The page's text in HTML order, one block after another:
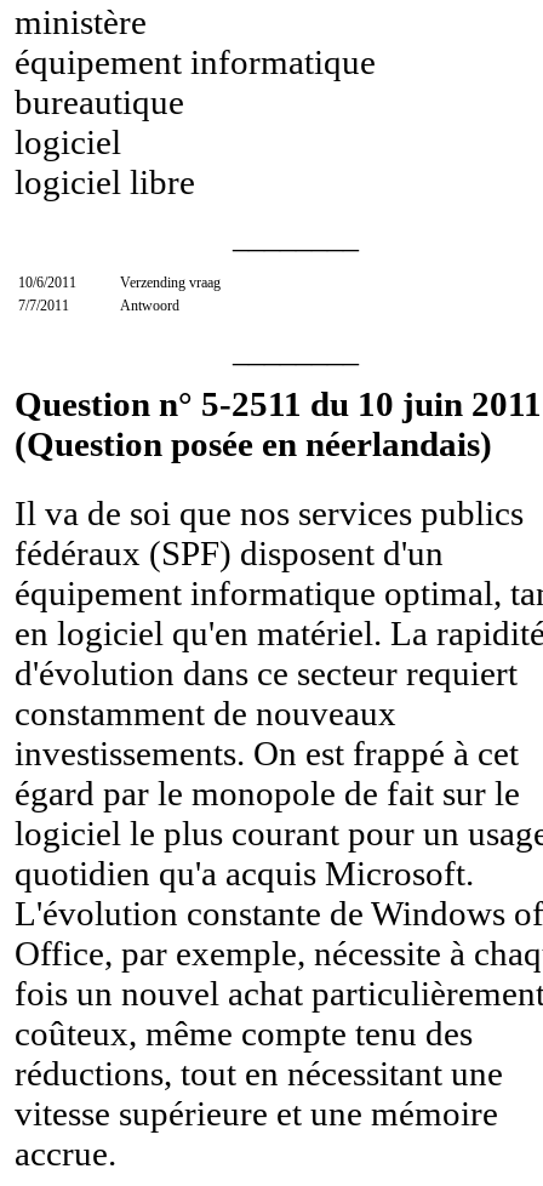
ministère
équipement informatique
bureautique
logiciel
logiciel libre
10/6/2011
Verzending vraag
7/7/2011
Antwoord
Question n° 5-2511 du 10 juin
(Question posée en néerlandais)
Il va de soi que nos services publics
fédéraux (SPF) disposent d'un
équipement informatique optimal,
en logiciel qu'en matériel. La
d'évolution dans ce secteur requiert
constamment de nouveaux
investissements. On est frappé à cet
égard par le monopole de fait sur le
logiciel le plus courant pour un
quotidien qu'a acquis Microsoft.
L'évolution constante de Windows of
Office, par exemple, nécessite à
fois un nouvel achat
coûteux, même compte tenu des
réductions, tout en nécessitant une
vitesse supérieure et une mémoire
accrue.